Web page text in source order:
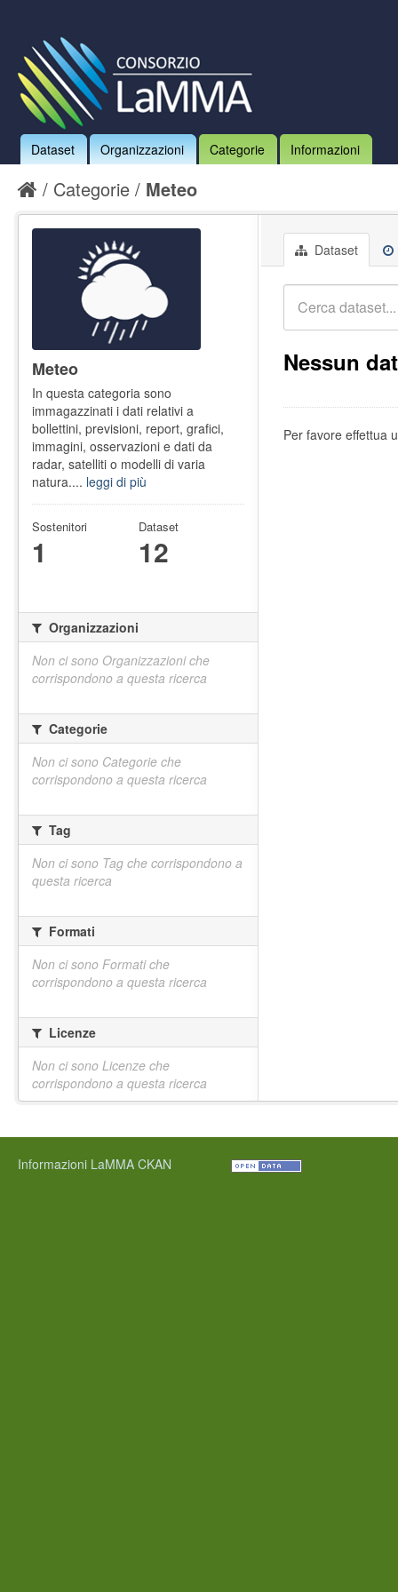
Dataset Organizzazioni Categorie Informazioni
Categorie Meteo
Dataset
Nessun
Per favore effettua
Meteo
In questa categoria sono
immagazzinati i dati relativi a
bollettini, previsioni, report, grafici,
immagini, osservazioni e dati da
radar, satelliti o modelli di varia
natura.... leggi di più
Sostenitori
1
Dataset
12
Organizzazioni
Non ci sono Organizzazioni che
corrispondono a questa ricerca
Categorie
Non ci sono Categorie che
corrispondono a questa ricerca
Tag
Non ci sono Tag che corrispondono a
questa ricerca
Formati
Non ci sono Formati che
corrispondono a questa ricerca
Licenze
Non ci sono Licenze che
corrispondono a questa ricerca
Informazioni LaMMA CKAN